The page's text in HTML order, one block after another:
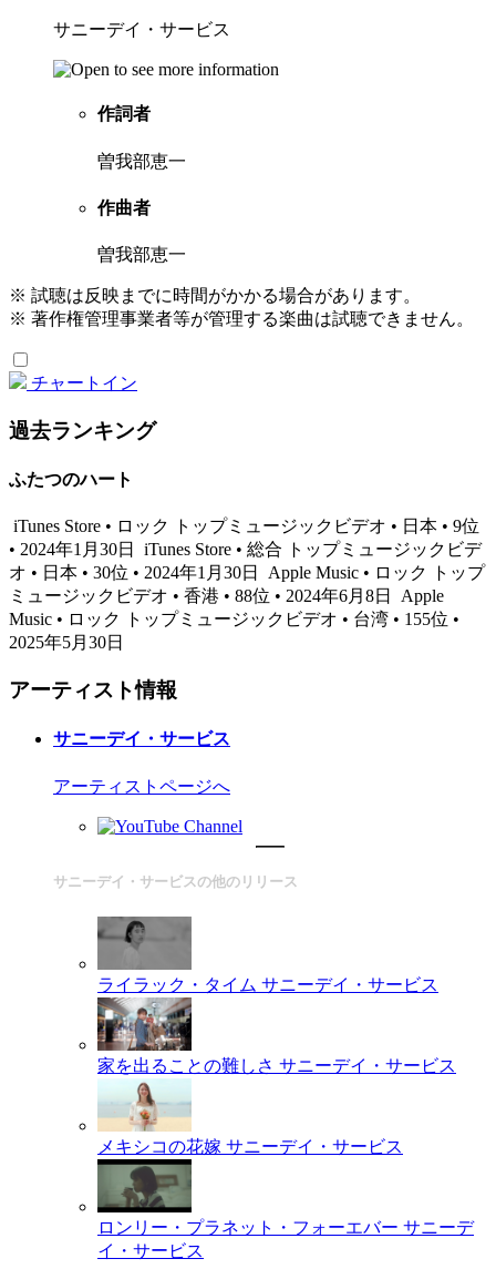
サニーデイ・サービス
作詞者
曽我部恵一
作曲者
曽我部恵一
※ 試聴は反映までに時間がかかる場合があります。
※ 著作権管理事業者等が管理する楽曲は試聴できません。
チャートイン
過去ランキング
ふたつのハート
iTunes Store • ロック トップミュージックビデオ • 日本 • 9位
• 2024年1月30日
iTunes Store • 総合 トップミュージックビデ
オ • 日本 • 30位 • 2024年1月30日
Apple Music • ロック トップ
ミュージックビデオ • 香港 • 88位 • 2024年6月8日
Apple
Music • ロック トップミュージックビデオ • 台湾 • 155位 •
2025年5月30日
アーティスト情報
サニーデイ・サービス
アーティストページへ
サニーデイ・サービスの他のリリース
ライラック・タイム サニーデイ・サービス
家を出ることの難しさ サニーデイ・サービス
メキシコの花嫁 サニーデイ・サービス
ロンリー・プラネット・フォーエバー サニーデ
イ・サービス